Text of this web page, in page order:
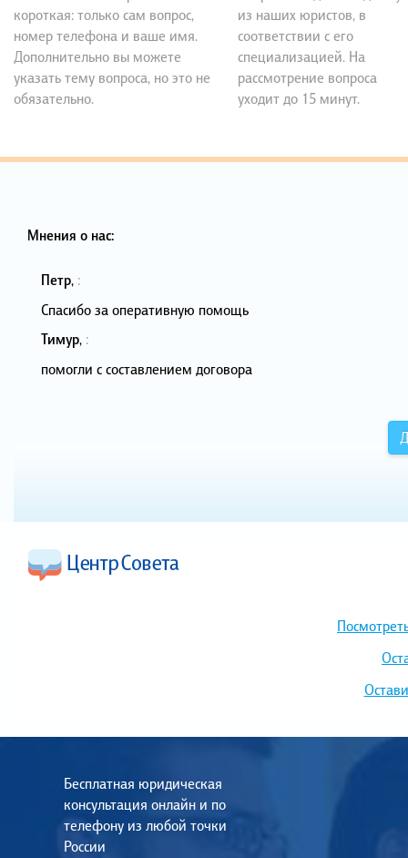
короткая: только сам вопрос,
номер телефона и ваше имя.
Дополнительно вы можете
указать тему вопроса, но это не
обязательно.
из наших юристов, в
соответствии с его
специализацией. На
рассмотрение вопроса
уходит до 15 минут.
Мнения о нас:
Петр, :
Спасибо за оперативную помощь
Тимур, :
помогли с составлением договора
Бесплатная юридическая
консультация онлайн и по
телефону из любой точки
России